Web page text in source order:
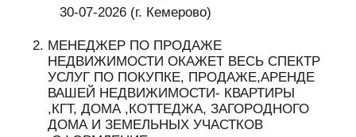
30-07-2026 (г. Кемерово)
МЕНЕДЖЕР ПО ПРОДАЖЕ
НЕДВИЖИМОСТИ ОКАЖЕТ ВЕСЬ СПЕКТР
УСЛУГ ПО ПОКУПКЕ, ПРОДАЖЕ,АРЕНДЕ
ВАШЕЙ НЕДВИЖИМОСТИ- КВАРТИРЫ
,КГТ, ДОМА ,КОТТЕДЖА, ЗАГОРОДНОГО
ДОМА И ЗЕМЕЛЬНЫХ УЧАСТКОВ